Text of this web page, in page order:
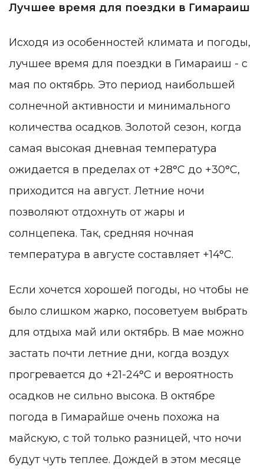
Лучшее время для поездки в Гимараиш
Исходя из особенностей климата и погоды,
лучшее время для поездки в Гимараиш - с
мая по октябрь. Это период наибольшей
солнечной активности и минимального
количества осадков. Золотой сезон, когда
самая высокая дневная температура
ожидается в пределах от +28°C до +30°C,
приходится на август. Летние ночи
позволяют отдохнуть от жары и
солнцепека. Так, средняя ночная
температура в августе составляет +14°C.
Если хочется хорошей погоды, но чтобы не
было слишком жарко, посоветуем выбрать
для отдыха май или октябрь. В мае можно
застать почти летние дни, когда воздух
прогревается до +21-24°C и вероятность
осадков не сильно высока. В октябре
погода в Гимарайше очень похожа на
майскую, с той только разницей, что ночи
будут чуть теплее. Дождей в этом месяце